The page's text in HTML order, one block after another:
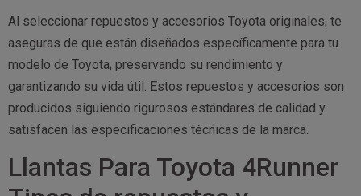
Al seleccionar repuestos y accesorios Toyota originales, te
aseguras de que están diseñados específicamente para tu
modelo de Toyota, preservando su rendimiento y
garantizando su vida útil. Estos repuestos y accesorios son
producidos siguiendo rigurosos estándares de calidad y
satisfacen las especificaciones técnicas de la marca.
Llantas Para Toyota 4Runner